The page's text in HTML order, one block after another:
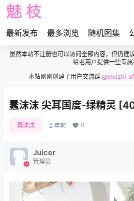
最新发布 最多浏览 随机图集
虽然本站不注册也可以访问全部内容，但仍建
给老用户提供一些专属
本站刚刚创建了用户交流群
蠢沫沫 尖耳国度-绿精灵
蠢沫沫 2 年前 0
Juicer
管理员